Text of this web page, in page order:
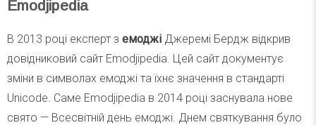
Emodjipedia
В 2013 році експерт з емоджі Джеремі Бердж відкрив
довідниковий сайт Emodjipedia. Цей сайт документує
зміни в символах емоджі та їхнє значення в стандарті
Unicode. Саме Emodjipedia в 2014 році заснувала нове
свято — Всесвітній день емоджі. Днем святкування було